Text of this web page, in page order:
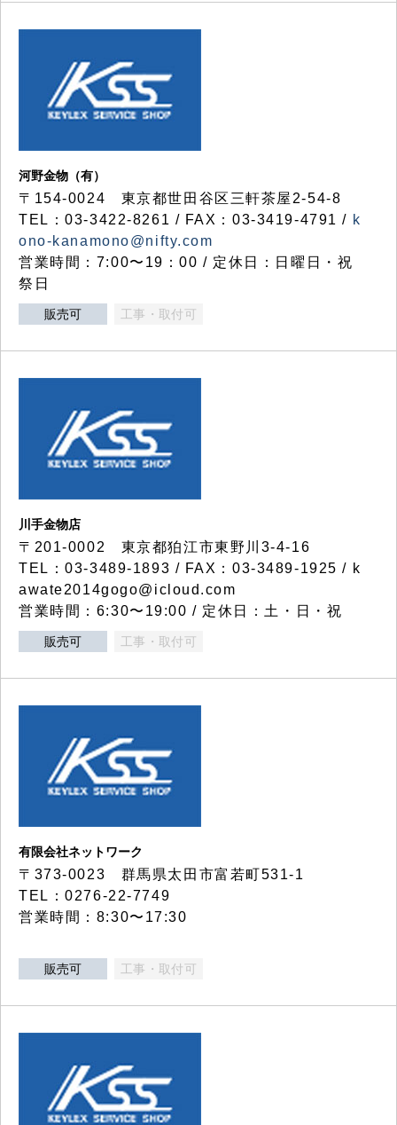
河野金物（有）
〒154-0024 東京都世田谷区三軒茶屋2-54-8
TEL：03-3422-8261 / FAX：03-3419-4791 / k
ono-kanamono@nifty.com
営業時間：7:00〜19：00 / 定休日：日曜日・祝
祭日
販売可 工事・取付可
川手金物店
〒201-0002 東京都狛江市東野川3-4-16
TEL：03-3489-1893 / FAX：03-3489-1925 / k
awate2014gogo@icloud.com
営業時間：6:30〜19:00 / 定休日：土・日・祝
販売可 工事・取付可
有限会社ネットワーク
〒373-0023 群馬県太田市富若町531-1
TEL：0276-22-7749
営業時間：8:30〜17:30
販売可 工事・取付可